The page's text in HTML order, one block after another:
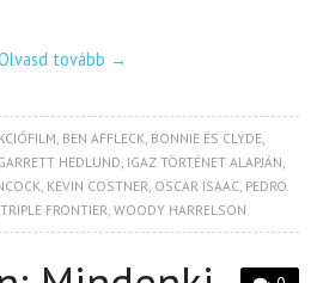
tovább →
BEN AFFLECK BONNIE ÉS CLYDE
HEDLUND IGAZ TÖRTÉNET ALAPJÁN
KEVIN COSTNER OSCAR ISAAC PEDRO
,TRIPLE FRONTIER ,WOODY HARRELSON